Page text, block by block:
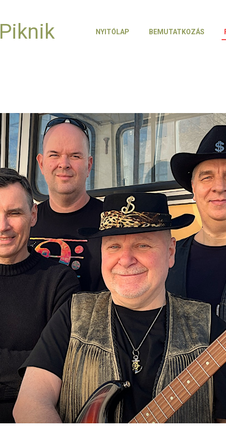
NYITÓLAP BEMUTATKOZÁS